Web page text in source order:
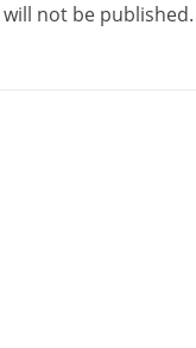
not be published.